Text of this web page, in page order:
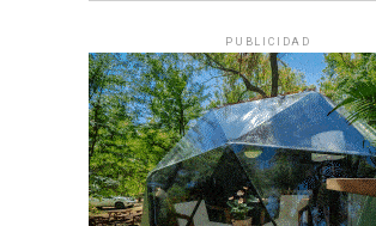
PUBLICIDAD